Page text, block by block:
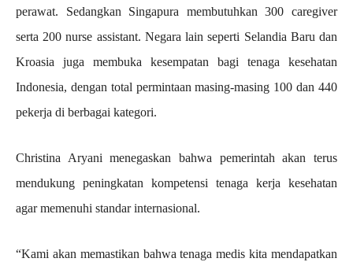
perawat. Sedangkan Singapura membutuhkan 300 caregiver
serta 200 nurse assistant. Negara lain seperti Selandia Baru dan
Kroasia juga membuka kesempatan bagi tenaga kesehatan
Indonesia, dengan total permintaan masing-masing 100 dan 440
pekerja di berbagai kategori.
Christina Aryani menegaskan bahwa pemerintah akan terus
mendukung peningkatan kompetensi tenaga kerja kesehatan
agar memenuhi standar internasional.
“Kami akan memastikan bahwa tenaga medis kita mendapatkan